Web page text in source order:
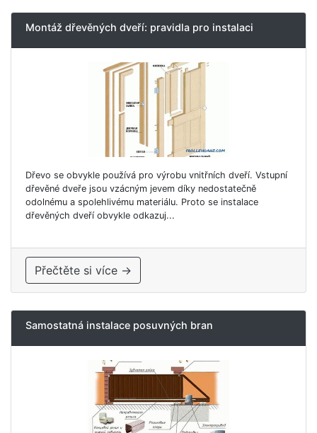
Montáž dřevěných dveří: pravidla pro instalaci
Dřevo se obvykle používá pro výrobu vnitřních dveří. Vstupní
dřevěné dveře jsou vzácným jevem díky nedostatečně
odolnému a spolehlivému materiálu. Proto se instalace
dřevěných dveří obvykle odkazuj...
Přečtěte si více →
Samostatná instalace posuvných bran